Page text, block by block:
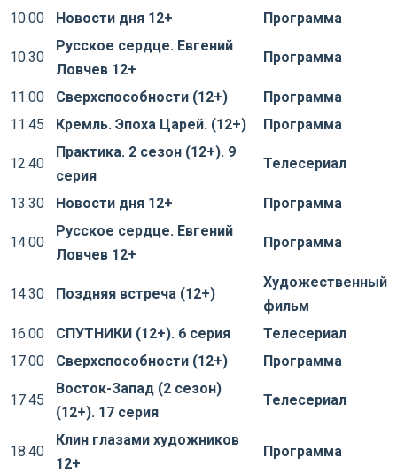
10:00
Новости дня 12+ Программа
10:30
Русское сердце. Евгений
Ловчев 12+
Программа
11:00 Сверхспособности (12+)
Программа
11:45
Кремль. Эпоха Царей. (12+) Программа
12:40
Практика. 2 сезон (12+). 9
серия
Телесериал
13:30 Новости дня 12+ Программа
14:00
Русское сердце. Евгений
Ловчев 12+
Программа
14:30 Поздняя встреча (12+)
Художественный
фильм
16:00
СПУТНИКИ (12+). 6 серия
Телесериал
17:00
Сверхспособности (12+) Программа
17:45
Восток-Запад (2 сезон)
(12+). 17 серия
Телесериал
18:40
Клин глазами художников
12+
Программа